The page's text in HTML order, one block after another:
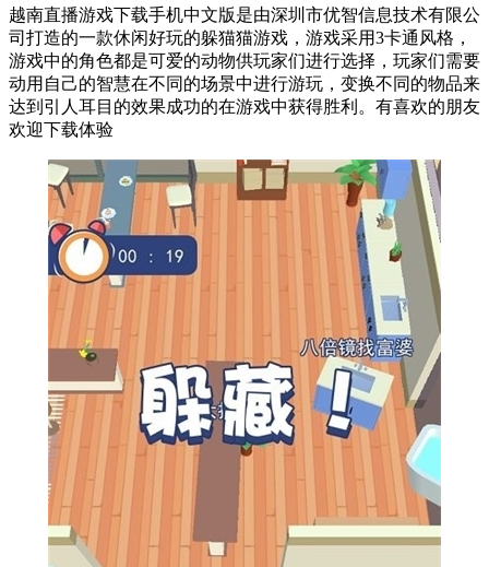
越南直播游戏下载手机中文版是由深圳市优智信息技术有限公
司打造的一款休闲好玩的躲猫猫游戏，游戏采用3卡通风格，
游戏中的角色都是可爱的动物供玩家们进行选择，玩家们需要
动用自己的智慧在不同的场景中进行游玩，变换不同的物品来
达到引人耳目的效果成功的在游戏中获得胜利。有喜欢的朋友
欢迎下载体验